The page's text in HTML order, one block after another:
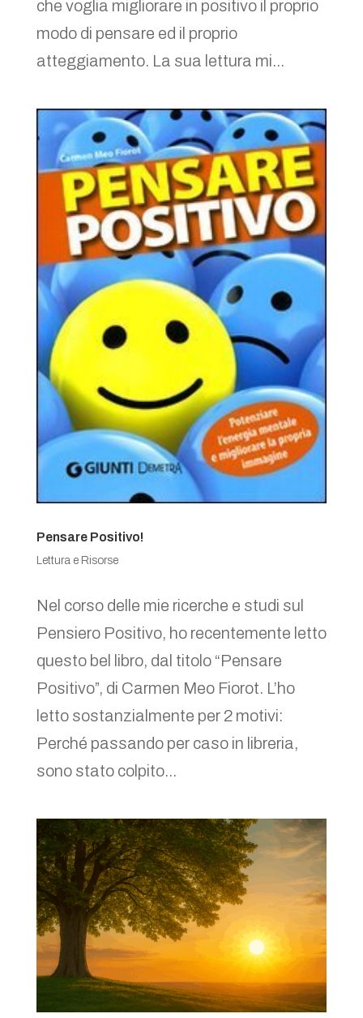
che voglia migliorare in positivo il proprio
modo di pensare ed il proprio
atteggiamento. La sua lettura mi...
Pensare Positivo!
Lettura e Risorse
Nel corso delle mie ricerche e studi sul
Pensiero Positivo, ho recentemente letto
questo bel libro, dal titolo “Pensare
Positivo”, di Carmen Meo Fiorot. L’ho
letto sostanzialmente per 2 motivi:
Perché passando per caso in libreria,
sono stato colpito...